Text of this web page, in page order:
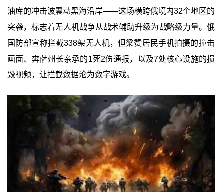
油库的冲击波震动黑海沿岸——这场横跨俄境内32个地区的
突袭，标志着无人机战争从战术辅助升级为战略级力量。俄
国防部宣称拦截338架无人机，但梁赞居民手机拍摄的撞击
画面、奔萨州长亲承的1死2伤通报，以及7处核心设施的损
毁视频，让拦截数据沦为数字游戏。